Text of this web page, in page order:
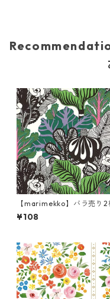
【marimekko】バラ売り2
カクテルサイズ ペーパーナ
キン KAALIMETSÄ グリーン
¥108